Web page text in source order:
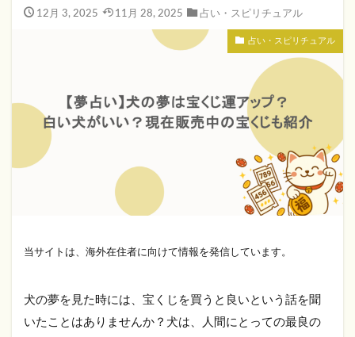
12月 3, 2025 11月 28, 2025 占い・スピリチュアル
占い・スピリチュアル
当サイトは、海外在住者に向けて情報を発信しています。
犬の夢を見た時には、宝くじを買うと良いという話を聞
いたことはありませんか？犬は、人間にとっての最良の